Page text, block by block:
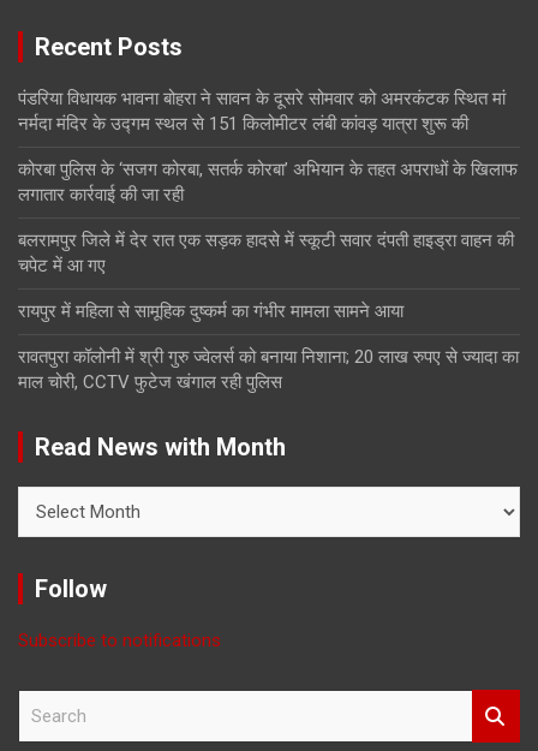
Recent Posts
पंडरिया विधायक भावना बोहरा ने सावन के दूसरे सोमवार को अमरकंटक स्थित मां
नर्मदा मंदिर के उद्गम स्थल से 151 किलोमीटर लंबी कांवड़ यात्रा शुरू की
कोरबा पुलिस के ‘सजग कोरबा, सतर्क कोरबा’ अभियान के तहत अपराधों के खिलाफ
लगातार कार्रवाई की जा रही
बलरामपुर जिले में देर रात एक सड़क हादसे में स्कूटी सवार दंपती हाइड्रा वाहन की
चपेट में आ गए
रायपुर में महिला से सामूहिक दुष्कर्म का गंभीर मामला सामने आया
रावतपुरा कॉलोनी में श्री गुरु ज्वेलर्स को बनाया निशाना; 20 लाख रुपए से ज्यादा का
माल चोरी, CCTV फुटेज खंगाल रही पुलिस
Read News with Month
News
Month
Follow
Subscribe to notifications